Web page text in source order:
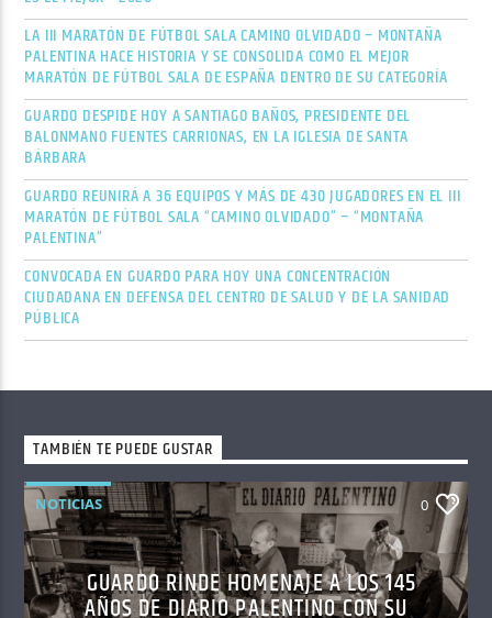
LA III MARATÓN DE FÚTBOL SALA CAMINO OLVIDADO – MONTAÑA
PALENTINA HACE HISTORIA Y SE CONSOLIDA COMO EL MEJOR
MARATÓN DE FÚTBOL SALA DE ESPAÑA DENTRO DE SU CATEGORÍA
GUARDO DESPIDE HOY A SANTIAGO BAÑOS, PRESIDENTE DEL
BALONMANO FUENTES CARRIONAS, EN LA IGLESIA DE SANTA
BÁRBARA
GUARDO REUNIRÁ A 36 EQUIPOS Y MÁS DE 430 JUGADORES EN EL III
MARATÓN DE FÚTBOL SALA “CAMINO OLVIDADO” – “MONTAÑA
PALENTINA”
CONVOCADA EN GUARDO PARA HOY UNA CONCENTRACIÓN
CIUDADANA EN DEFENSA DEL CENTRO DE SALUD Y DE LA SANIDAD
PÚBLICA
TAMBIÉN TE PUEDE GUSTAR
NOTICIAS 0
GUARDO RINDE HOMENAJE A LOS 145
AÑOS DE DIARIO PALENTINO CON SU